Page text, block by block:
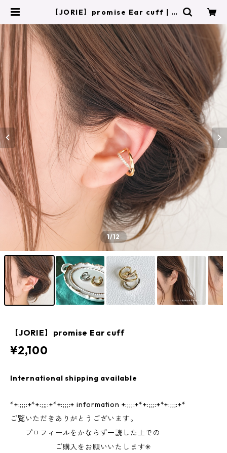
【JORIE】promise Ear cuff | J
1/12
【JORIE】promise Ear cuff
¥2,100
International shipping available
*+:;;;:+*+:;;;:+*+:;;;:+ information +:;;;:+*+:;;;:+*+:;;;:+*
ご覧いただきありがとうございます。
プロフィールをかならず一読した上での
ご購入をお願いいたします✳︎